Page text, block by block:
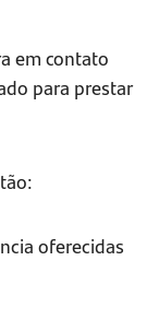
em contato
para prestar
oferecidas